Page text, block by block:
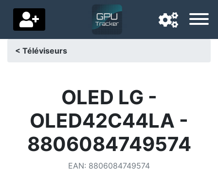
Pays de livraison
Accueil
Baisses de prix
Paramètres
< Téléviseurs
OLED LG -
OLED42C44LA -
8806084749574
EAN: 8806084749574